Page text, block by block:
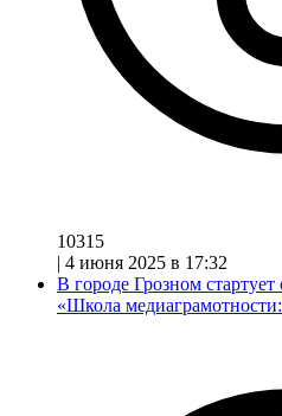
10315
| 4 июня 2025 в 17:32
В городе Грозном стартует
«Школа